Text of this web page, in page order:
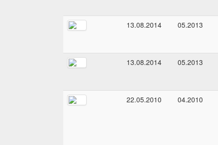
13.08.2014 05.2013
13.08.2014 05.2013
22.05.2010 04.2010